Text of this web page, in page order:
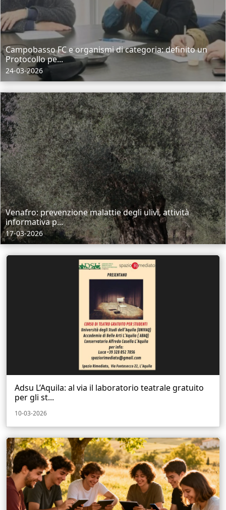
Campobasso FC e organismi di categoria: definito un
Protocollo pe...
24-03-2026
Venafro: prevenzione malattie degli ulivi, attività
informativa p...
17-03-2026
Adsu L’Aquila: al via il laboratorio teatrale gratuito
per gli st...
10-03-2026